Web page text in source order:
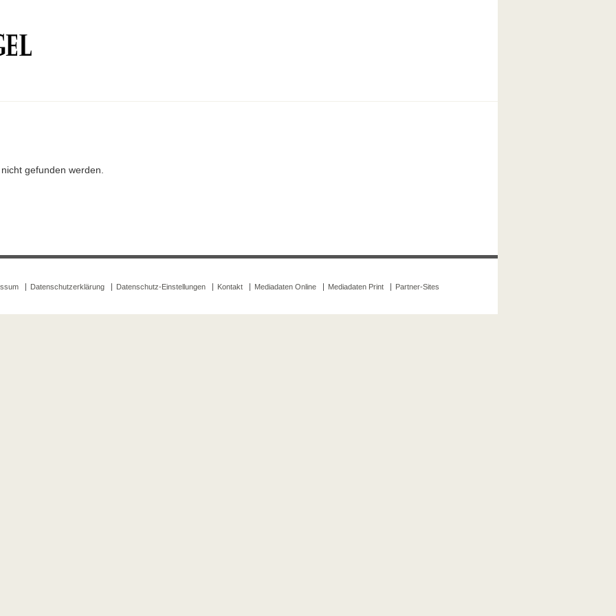
gefunden werden.
Datenschutzerklärung Datenschutz-Einstellungen Kontakt Mediadaten Online Mediadaten Print Partner-Sites